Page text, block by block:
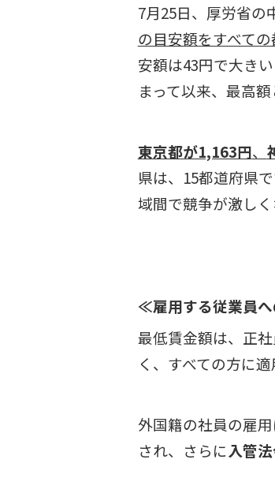
7月25日、厚労省の
の目安額をすべて
安額は43円で大き
まって以来、最高額
東京都が1,163円、
県は、15都道府県
域間で競争が激しく
≪雇用する従業員
最低賃金額は、正
く、すべての方に適
外国籍の社員の雇
され、さらに入管